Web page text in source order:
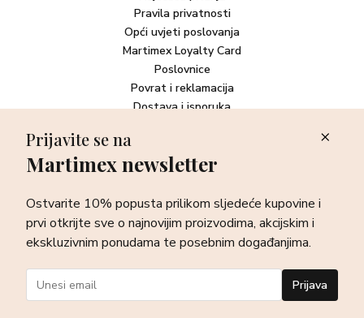
Pravila privatnosti
Opći uvjeti poslovanja
Martimex Loyalty Card
Poslovnice
Povrat i reklamacija
Dostava i isporuka
Newsletter
sve o najnovijim proizvodima, akcijskim i ekskluzivnim
ponudama te posebnim događanjima.
Prijava
Prijavite se na
Martimex newsletter
Ostvarite 10% popusta prilikom sljedeće kupovine i
prvi otkrijte sve o najnovijim proizvodima, akcijskim i
ekskluzivnim ponudama te posebnim događanjima.
Prijava